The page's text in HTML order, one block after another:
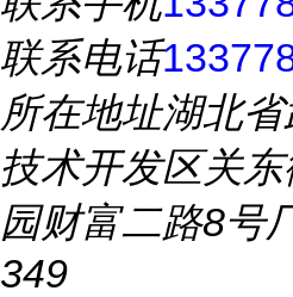
联系电话
所在地址湖北
技术开发区关
园财富二路8号
349